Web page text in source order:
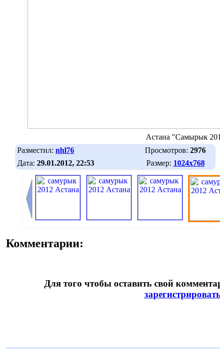
Астана "Самырык
Разместил: nhl76 Просмотров: 2976
Дата: 29.01.2012, 22:53 Размер: 1024х768
Комментарии:
Для того чтобы оставить свой